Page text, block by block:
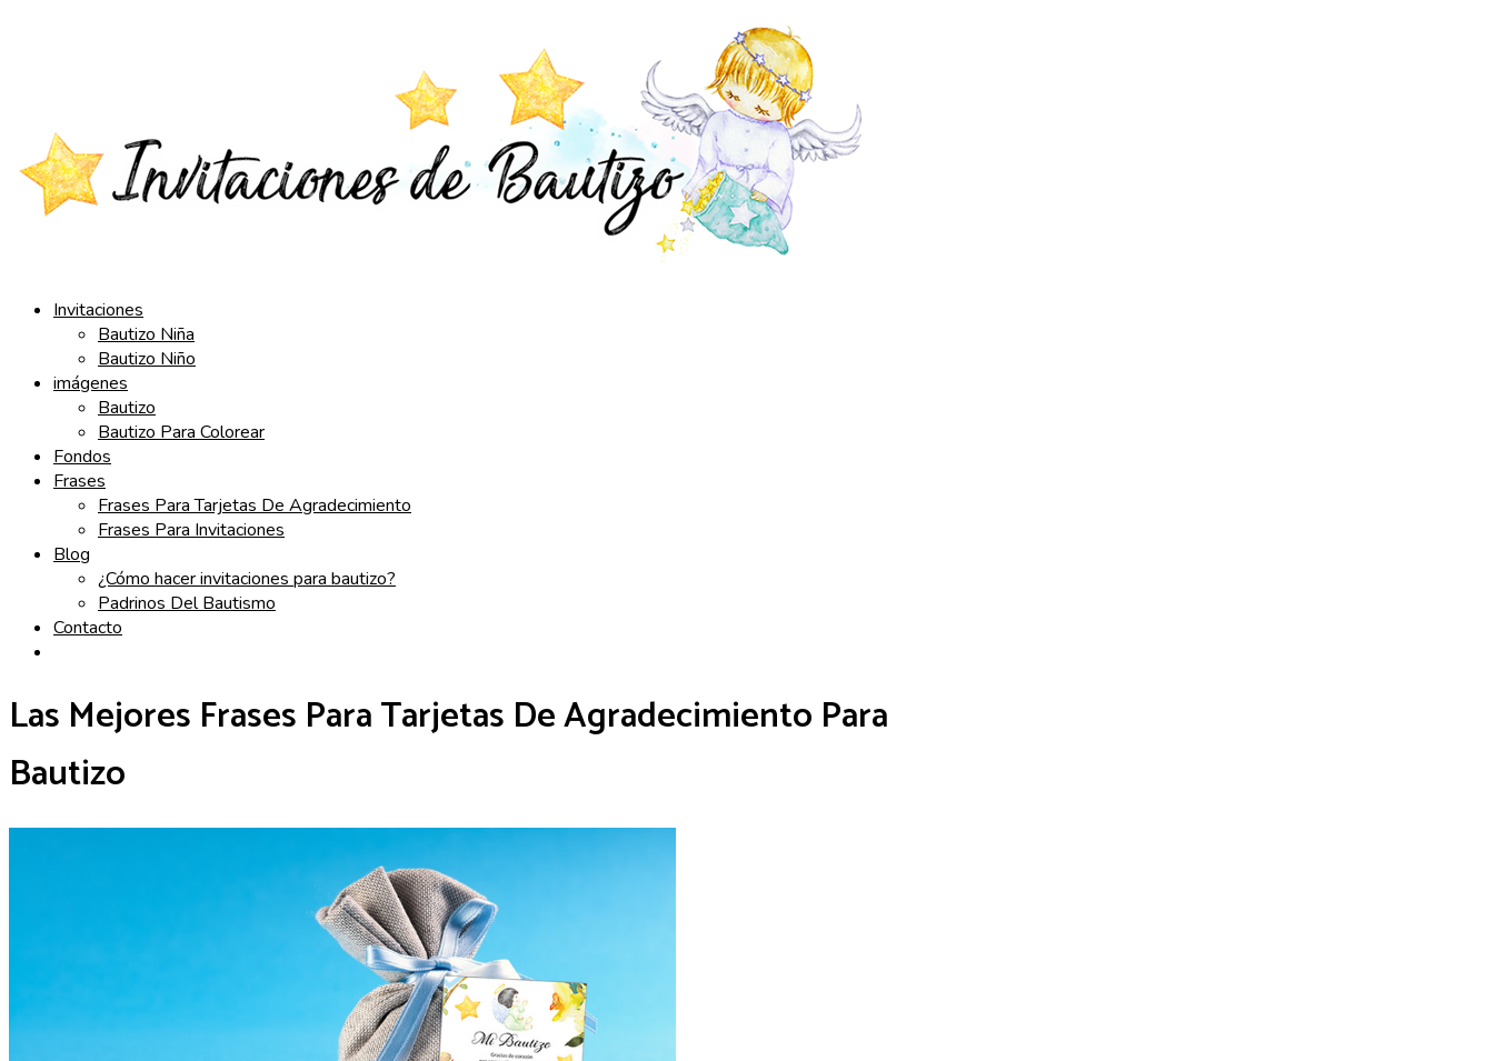
Invitaciones
Bautizo Niña
Bautizo Niño
imágenes
Bautizo
Bautizo Para Colorear
Fondos
Frases
Frases Para Tarjetas De Agradecimiento
Frases Para Invitaciones
Blog
¿Cómo hacer invitaciones para bautizo?
Padrinos Del Bautismo
Contacto
Las Mejores Frases Para Tarjetas De Agradecimiento Para
Bautizo